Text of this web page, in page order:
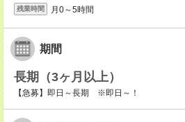
残業時間 月0～5時間
期間
長期（3ヶ月以上）
【急募】即日～長期 ※即日～！